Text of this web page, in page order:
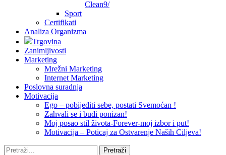
Clean9/
Sport
Certifikati
Analiza Organizma
Trgovina
Zanimljivosti
Marketing
Mrežni Marketing
Internet Marketing
Poslovna suradnja
Motivacija
Ego – pobijediti sebe, postati Svemoćan !
Zahvali se i budi ponizan!
Moj posao stil života-Forever-moj izbor i put!
Motivacija – Poticaj za Ostvarenje Naših Ciljeva!